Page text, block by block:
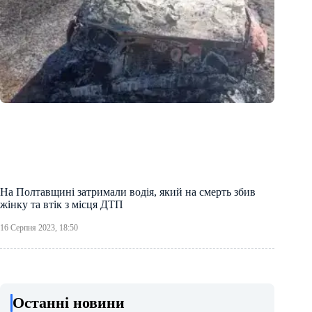
На Полтавщині затримали водія, який на смерть збив
жінку та втік з місця ДТП
16 Серпня 2023, 18:50
Останні новини